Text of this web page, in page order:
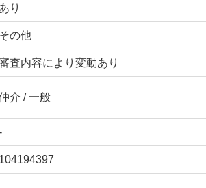
あり
その他
査内容により変動あり
介 / 一般
104194397